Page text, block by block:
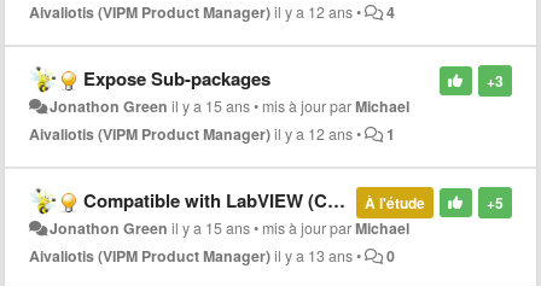
Aivaliotis (VIPM Product Manager)il y a 12 ans• 4
+3
Expose Sub-packages
Jonathon Green il y a 15 ans• mis à jour parMichael
Aivaliotis (VIPM Product Manager)il y a 12 ans• 1
+5
À l'étude
Compatible with LabVIEW (CwLV) Field
Jonathon Green il y a 15 ans• mis à jour parMichael
Aivaliotis (VIPM Product Manager)il y a 13 ans• 0